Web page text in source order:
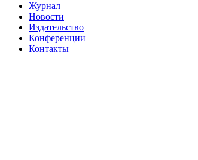
Журнал
Новости
Издательство
Конференции
Контакты